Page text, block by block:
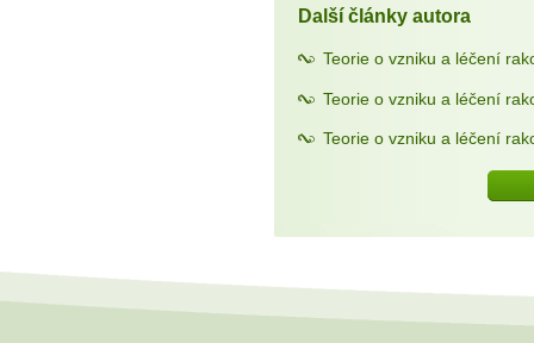
Další články autora
Teorie o vzniku a léčení
Teorie o vzniku a léčení
Teorie o vzniku a léčení